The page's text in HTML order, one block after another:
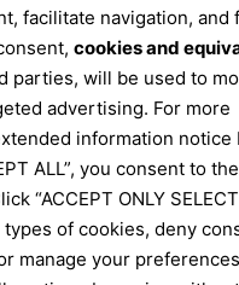
facilitate navigation, and
cookies and
parties, will be used to
advertising. For more
information notice
ALL”, you consent to
“ACCEPT ONLY
of cookies, deny
manage your